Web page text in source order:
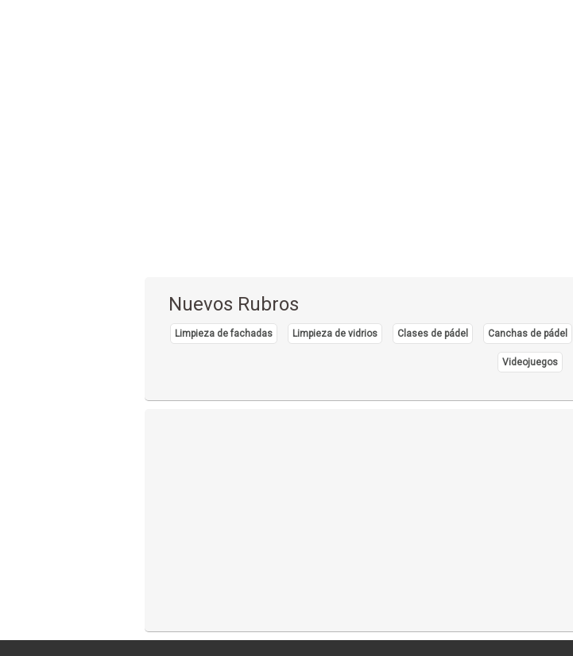
Nuevos Rubros
Limpieza de fachadas Limpieza de vidrios Clases de pádel Canchas de pádel
Videojuegos